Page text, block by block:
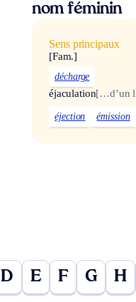
nom féminin
Sens principaux
[Fam.]
décharge
éjaculation[…d’un
éjection émission
D E F G H